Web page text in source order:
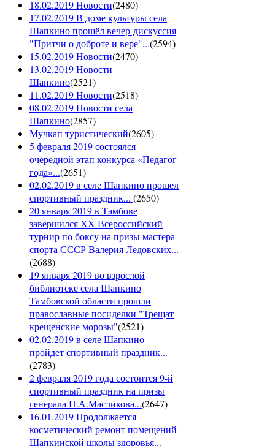
18.02.2019 Новости(2480)
17.02.2019 В доме культуры села
Шапкино прошёл вечер-дискуссия
"Притчи о доброте и вере"...(2594)
15.02.2019 Новости(2470)
13.02.2019 Новости
Шапкино(2521)
11.02.2019 Новости(2518)
08.02.2019 Новости села
Шапкино(2857)
Мучкап туристический(2605)
5 февраля 2019 состоялся
очередной этап конкурса «Педагог
года»...(2651)
02.02.2019 в селе Шапкино прошел
спортивный праздник... (2650)
20 января 2019 в Тамбове
завершился XX Всероссийский
турнир по боксу на призы мастера
спорта СССР Валерия Ледовских...
(2688)
19 января 2019 во взрослой
библиотеке села Шапкино
Тамбовской области прошли
православные посиделки "Трещат
крещенские морозы"(2521)
02.02.2019 в селе Шапкино
пройдет спортивный праздник...
(2783)
2 февраля 2019 года состоится 9-й
спортивный праздник на призы
генерала Н.А.Масликова...(2647)
16.01.2019 Продолжается
косметический ремонт помещений
Шапкинской школы здоровья...